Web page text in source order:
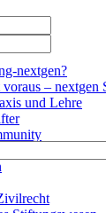
nextgen?
– nextgen
und Lehre